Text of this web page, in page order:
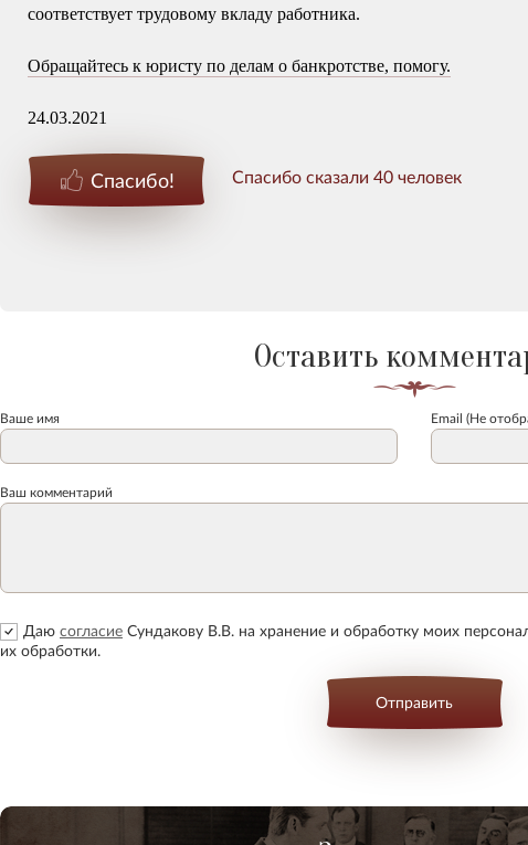
соответствует трудовому вкладу работника.
Обращайтесь к юристу по делам о банкротстве, помогу.
24.03.2021
Спасибо! Спасибо сказали 40 человек
Оставить
Ваше имя Email (Не
Ваш комментарий
Даю согласие Сундакову В.В. на хранение и обработку моих
их обработки.
Отправить